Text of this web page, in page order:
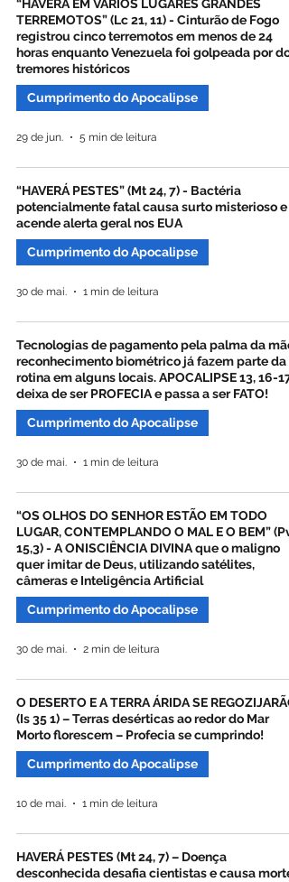
“HAVERÁ EM VÁRIOS LUGARES GRANDES
TERREMOTOS” (Lc 21, 11) - Cinturão de Fogo
registrou cinco terremotos em menos de 24
horas enquanto Venezuela foi golpeada por
tremores históricos
Cumprimento do Apocalipse
29 de jun. 5 min de leitura
“HAVERÁ PESTES” (Mt 24, 7) - Bactéria
potencialmente fatal causa surto misterioso e
acende alerta geral nos EUA
Cumprimento do Apocalipse
30 de mai. 1 min de leitura
Tecnologias de pagamento pela palma da mão
reconhecimento biométrico já fazem parte da
rotina em alguns locais. APOCALIPSE 13, 16-17
deixa de ser PROFECIA e passa a ser FATO!
Cumprimento do Apocalipse
30 de mai. 1 min de leitura
“OS OLHOS DO SENHOR ESTÃO EM TODO
LUGAR, CONTEMPLANDO O MAL E O BEM” (Pv
15,3) - A ONISCIÊNCIA DIVINA que o maligno
quer imitar de Deus, utilizando satélites,
câmeras e Inteligência Artificial
Cumprimento do Apocalipse
30 de mai. 2 min de leitura
O DESERTO E A TERRA ÁRIDA SE REGOZIJARÃO
(Is 35 1) – Terras desérticas ao redor do Mar
Morto florescem – Profecia se cumprindo!
Cumprimento do Apocalipse
10 de mai. 1 min de leitura
HAVERÁ PESTES (Mt 24, 7) – Doença
desconhecida desafia cientistas e causa